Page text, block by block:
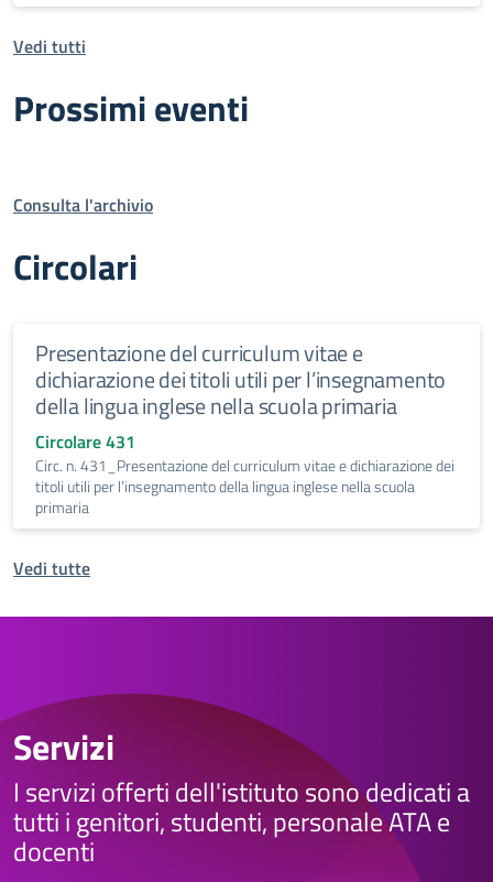
Vedi tutti
Prossimi eventi
Consulta l'archivio
Circolari
Presentazione del curriculum vitae e
dichiarazione dei titoli utili per l’insegnamento
della lingua inglese nella scuola primaria
Circolare 431
Circ. n. 431_Presentazione del curriculum vitae e dichiarazione dei
titoli utili per l’insegnamento della lingua inglese nella scuola
primaria
Vedi tutte
Servizi
I servizi offerti dell'istituto sono dedicati a
tutti i genitori, studenti, personale ATA e
docenti